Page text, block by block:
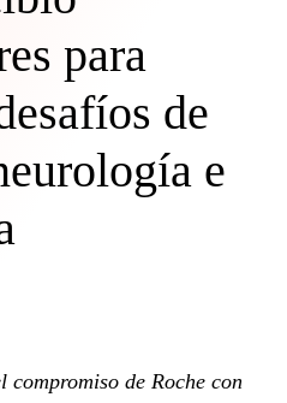
para
de
e
compromiso de Roche con